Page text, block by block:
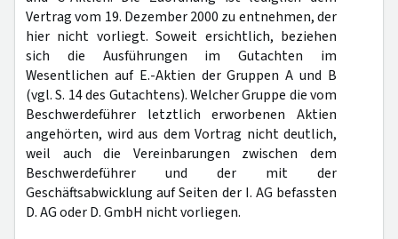
Vertrag vom 19. Dezember 2000 zu entnehmen, der
hier nicht vorliegt. Soweit ersichtlich, beziehen
sich die Ausführungen im Gutachten im
Wesentlichen auf E.-Aktien der Gruppen A und B
(vgl. S. 14 des Gutachtens). Welcher Gruppe die vom
Beschwerdeführer letztlich erworbenen Aktien
angehörten, wird aus dem Vortrag nicht deutlich,
weil auch die Vereinbarungen zwischen dem
Beschwerdeführer und der mit der
Geschäftsabwicklung auf Seiten der I. AG befassten
D. AG oder D. GmbH nicht vorliegen.